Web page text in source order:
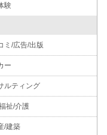
験
ミ/広告/出版
ー
ルティング
祉/介護
/建築